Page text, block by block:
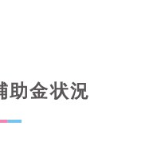
助金状況